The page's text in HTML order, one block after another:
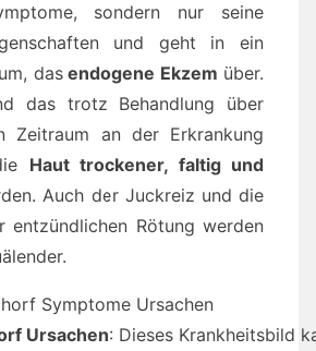
sondern nur seine
und geht in ein
dasendogene Ekzem über.
das trotz Behandlung über
Zeitraum an der Erkrankung
Haut trockener, faltig und
Auch der Juckreiz und die
entzündlichen Rötung werden
Ursachen: Dieses Krankheitsbild